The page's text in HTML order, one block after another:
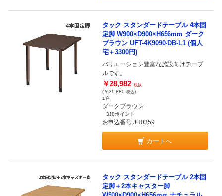
タック スタンダードテーブル 4本固
定脚 W900×D900×H656mm ダーク
ブラウン UFT-4K9090-DB-L1 (個人
宅＋3300円)
バリエーション豊富な施設向けテーブ
ルです。
￥28,982 税抜
(￥31,880 税込)
1台
ダークブラウン
318ポイント
お申込番号 JH0359
カートへ
タック スタンダードテーブル 2本固
定脚＋2本キャスター脚